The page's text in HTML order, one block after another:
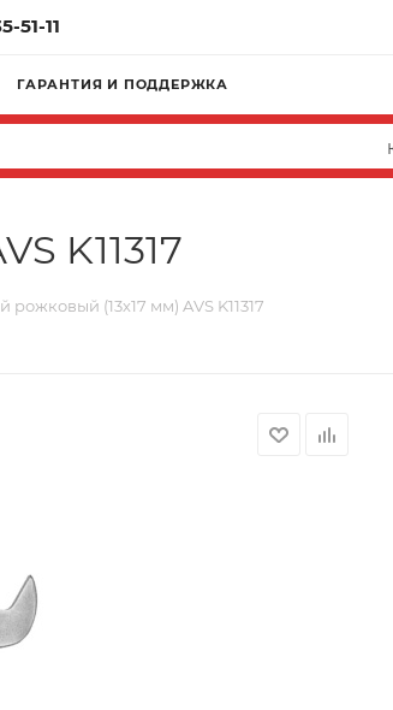
51-11
ГАРАНТИЯ И ПОДДЕРЖКА
K11317
рожковый (13х17 мм) AVS K11317